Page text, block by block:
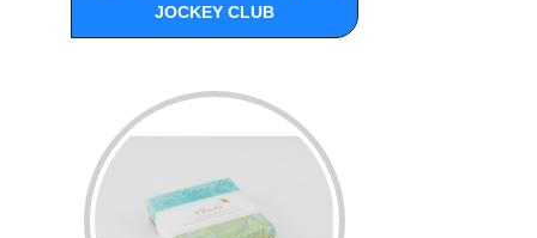
JOCKEY CLUB